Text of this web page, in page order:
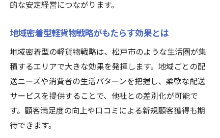
的な安定経営につながります。
地域密着型軽貨物戦略がもたらす効果とは
地域密着型の軽貨物戦略は、松戸市のような生活圏が集
積するエリアで大きな効果を発揮します。地域ごとの配
送ニーズや消費者の生活パターンを把握し、柔軟な配送
サービスを提供することで、他社との差別化が可能で
す。顧客満足度の向上や口コミによる新規顧客獲得も期
待できます。